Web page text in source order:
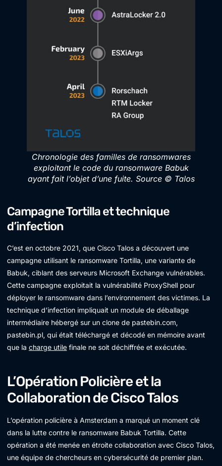
Chronologie des familles de ransomwares
exploitant le code du ransomware Babuk
ayant fait l’objet d’une fuite. Source © Talos
Campagne Tortilla et technique
d’infection
C’est en octobre 2021, que Cisco Talos a découvert une
campagne utilisant le ransomware Tortilla, une variante de
Babuk, ciblant des serveurs Microsoft Exchange vulnérables.
Cette campagne exploitait la vulnérabilité ProxyShell pour
déployer le ransomware dans l’environnement des victimes. La
technique d’infection impliquait un module de déballage
intermédiaire hébergé sur un clone de pastebin.com,
pastebin.pl, qui était téléchargé et décodé en mémoire avant
que la charge utile finale ne soit déchiffrée et exécutée.
L’Opération Policière et la
Collaboration de Cisco Talos
L’opération policière à Amsterdam a marqué un moment clé
dans la lutte contre le ransomware Babuk Tortilla. Cette
opération a été menée en étroite collaboration avec Cisco Talos,
une équipe de chercheurs en cybersécurité de premier plan.